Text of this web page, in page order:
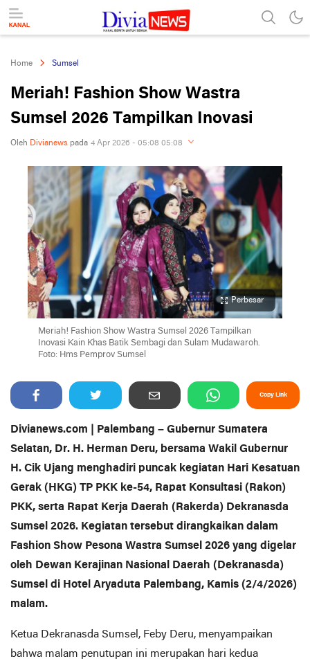
divianews.com
Home Sumsel
Meriah! Fashion Show Wastra
Sumsel 2026 Tampilkan Inovasi
Oleh Divianews pada 4 Apr 2026 - 05:08 05:08
Perbesar
Meriah! Fashion Show Wastra Sumsel 2026 Tampilkan
Inovasi Kain Khas Batik Sembagi dan Sulam Mudawaroh.
Foto: Hms Pemprov Sumsel
Copy Link
Divianews.com | Palembang – Gubernur Sumatera
Selatan, Dr. H. Herman Deru, bersama Wakil Gubernur
H. Cik Ujang menghadiri puncak kegiatan Hari Kesatuan
Gerak (HKG) TP PKK ke-54, Rapat Konsultasi (Rakon)
PKK, serta Rapat Kerja Daerah (Rakerda) Dekranasda
Sumsel 2026. Kegiatan tersebut dirangkaikan dalam
Fashion Show Pesona Wastra Sumsel 2026 yang digelar
oleh Dewan Kerajinan Nasional Daerah (Dekranasda)
Sumsel di Hotel Aryaduta Palembang, Kamis (2/4/2026)
malam.
Ketua Dekranasda Sumsel, Feby Deru, menyampaikan
bahwa malam penutupan ini merupakan hari kedua